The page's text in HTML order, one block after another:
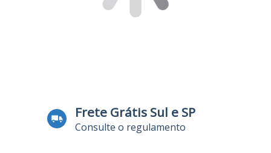
Frete Grátis Sul e SP
Consulte o regulamento